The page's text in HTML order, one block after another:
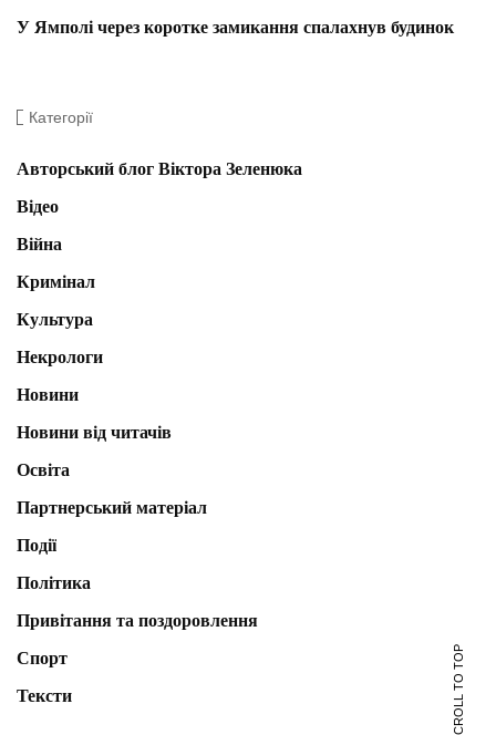
У Ямполі через коротке замикання спалахнув будинок
Категорії
Авторський блог Віктора Зеленюка
Відео
Війна
Кримінал
Культура
Некрологи
Новини
Новини від читачів
Освіта
Партнерський матеріал
Події
Політика
Привітання та поздоровлення
Спорт
Тексти
SCROLL TO TOP